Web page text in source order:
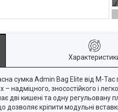
сумка Admin Bag Elite від M-Tac
надміцного, зносостійкого і
дві кишені та одну регульовану
дозволяє кріпити модульні